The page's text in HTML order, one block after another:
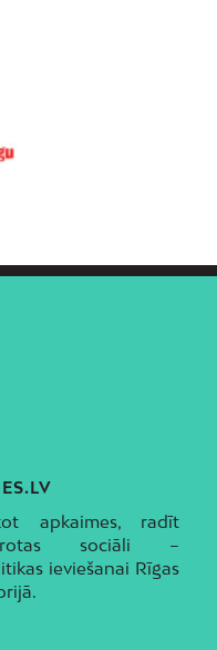
apkaimes, radīt
sociāli –
ieviešanai Rīgas